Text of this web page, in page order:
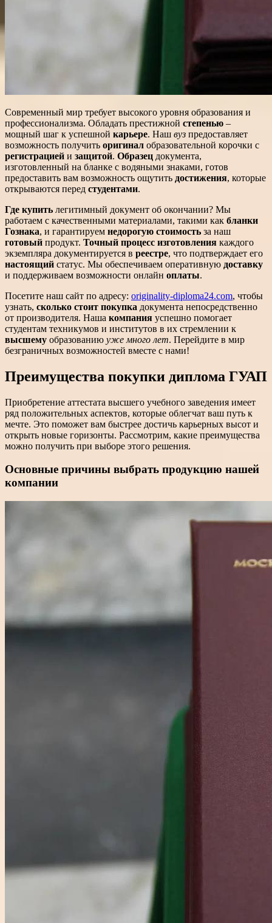
Современный мир требует высокого уровня образования и
профессионализма. Обладать престижной степенью –
мощный шаг к успешной карьере. Наш вуз предоставляет
возможность получить оригинал образовательной корочки с
регистрацией и защитой. Образец документа,
изготовленный на бланке с водяными знаками, готов
предоставить вам возможность ощутить достижения, которые
открываются перед студентами.
Где купить легитимный документ об окончании? Мы
работаем с качественными материалами, такими как бланки
Гознака, и гарантируем недорогую стоимость за наш
готовый продукт. Точный процесс изготовления каждого
экземпляра документируется в реестре, что подтверждает его
настоящий статус. Мы обеспечиваем оперативную доставку
и поддерживаем возможности онлайн оплаты.
Посетите наш сайт по адресу: originality-diploma24.com, чтобы
узнать, сколько стоит покупка документа непосредственно
от производителя. Наша компания успешно помогает
студентам техникумов и институтов в их стремлении к
высшему образованию уже много лет. Перейдите в мир
безграничных возможностей вместе с нами!
Преимущества покупки диплома ГУАП
Приобретение аттестата высшего учебного заведения имеет
ряд положительных аспектов, которые облегчат ваш путь к
мечте. Это поможет вам быстрее достичь карьерных высот и
открыть новые горизонты. Рассмотрим, какие преимущества
можно получить при выборе этого решения.
Основные причины выбрать продукцию нашей
компании